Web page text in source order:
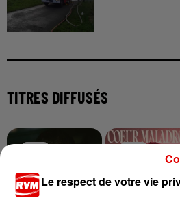
TITRES DIFFUSÉS
Le respect de votre vie